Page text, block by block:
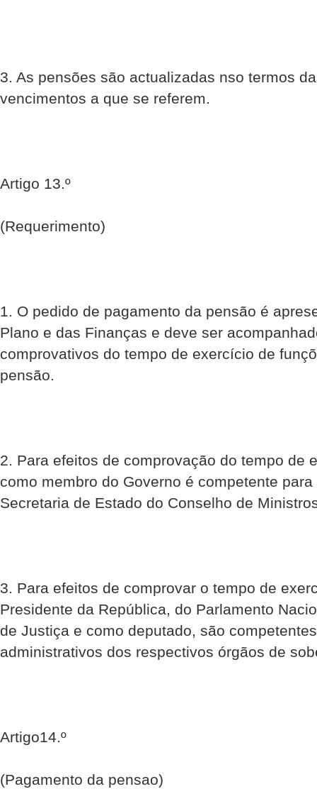
3. As pensões são actualizadas nso termos
vencimentos a que se referem.
Artigo 13.º
(Requerimento)
1. O pedido de pagamento da pensão é
Plano e das Finanças e deve ser
comprovativos do tempo de exercício de
pensão.
2. Para efeitos de comprovação do tempo de
como membro do Governo é competente
Secretaria de Estado do Conselho de
3. Para efeitos de comprovar o tempo de
Presidente da República, do Parlamento
de Justiça e como deputado, são
administrativos dos respectivos órgãos de
Artigo14.º
(Pagamento da pensao)